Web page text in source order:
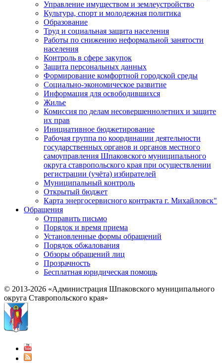
Управление имуществом и землеустройство
Культура, спорт и молодежная политика
Образование
Труд и социальная защита населения
Работы по снижению неформальной занятости
населения
Контроль в сфере закупок
Защита персональных данных
Формирование комфортной городской среды
Социально-экономическое развитие
Информация для освободившихся
Жилье
Комиссия по делам несовершеннолетних и защите
их прав
Инициативное бюджетирование
Рабочая группа по координации деятельности
государственных органов и органов местного
самоуправления Шпаковского муниципального
округа ставропольского края при осуществлении
регистрации (учёта) избирателей
Муниципальный контроль
Открытый бюджет
Карта энергосервисного контракта г. Михайловск"
Обращения
Отправить письмо
Порядок и время приема
Установленные формы обращений
Порядок обжалования
Обзоры обращений лиц
Прозрачность
Бесплатная юридическая помощь
© 2013-2026 «Администрация Шпаковского муниципального
округа Ставропольского края»